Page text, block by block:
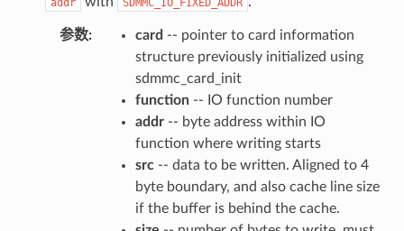
参数: card -- pointer to card information
structure previously initialized using
sdmmc_card_init
function-- IO function number
addr-- byte address within IO
function where writing starts
src-- data to be written. Aligned to 4
byte boundary, and also cache line size
if the buffer is behind the cache.